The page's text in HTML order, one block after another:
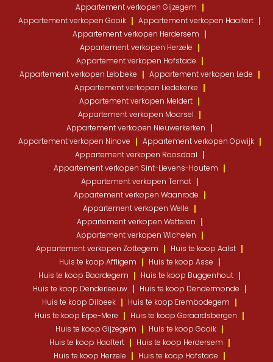
Appartement verkopen Gijzegem
Appartement verkopen Gooik
Appartement verkopen Haaltert
Appartement verkopen Herdersem
Appartement verkopen Herzele
Appartement verkopen Hofstade
Appartement verkopen Lebbeke
Appartement verkopen Lede
Appartement verkopen Liedekerke
Appartement verkopen Meldert
Appartement verkopen Moorsel
Appartement verkopen Nieuwerkerken
Appartement verkopen Ninove
Appartement verkopen Opwijk
Appartement verkopen Roosdaal
Appartement verkopen Sint-Lievens-Houtem
Appartement verkopen Ternat
Appartement verkopen Waanrode
Appartement verkopen Welle
Appartement verkopen Wetteren
Appartement verkopen Wichelen
Appartement verkopen Zottegem
Huis te koop Aalst
Huis te koop Affligem
Huis te koop Asse
Huis te koop Baardegem
Huis te koop Buggenhout
Huis te koop Denderleeuw
Huis te koop Dendermonde
Huis te koop Dilbeek
Huis te koop Erembodegem
Huis te koop Erpe-Mere
Huis te koop Geraardsbergen
Huis te koop Gijzegem
Huis te koop Gooik
Huis te koop Haaltert
Huis te koop Herdersem
Huis te koop Herzele
Huis te koop Hofstade